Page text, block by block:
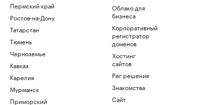
Пермский край
Ростов-на-Дону
Татарстан
Тюмень
Черноземье
Кавказ
Карелия
Мурманск
Приморский
Облако для
бизнеса
Корпоративный
регистратор
доменов
Хостинг
сайтов
Рег.решения
Знакомства
Сайт